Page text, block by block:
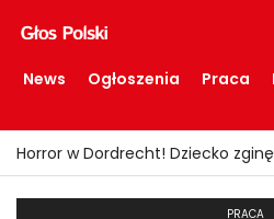
News Ogłoszenia Praca
PRACA